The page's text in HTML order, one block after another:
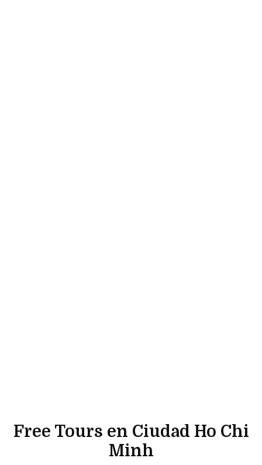
Free Tours en Ciudad Ho Chi
Minh